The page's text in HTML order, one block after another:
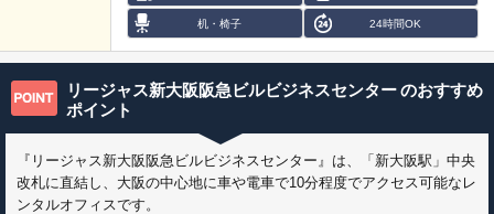
机・椅子 24時間OK
リージャス新大阪阪急ビルビジネスセンターのおすすめ
ポイント
『リージャス新大阪阪急ビルビジネスセンター』は、「新大阪駅」中央
改札に直結し、大阪の中心地に車や電車で10分程度でアクセス可能なレ
ンタルオフィスです。